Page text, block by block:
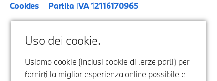
Uso dei cookie.
Usiamo cookie (inclusi cookie di terze parti) per
fornirti la miglior esperienza online possibile e
Cookies Partita IVA 12116170965